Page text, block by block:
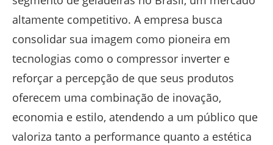
altamente competitivo. A empresa busca
consolidar sua imagem como pioneira em
tecnologias como o compressor inverter e
reforçar a percepção de que seus produtos
oferecem uma combinação de inovação,
economia e estilo, atendendo a um público que
valoriza tanto a performance quanto a estética